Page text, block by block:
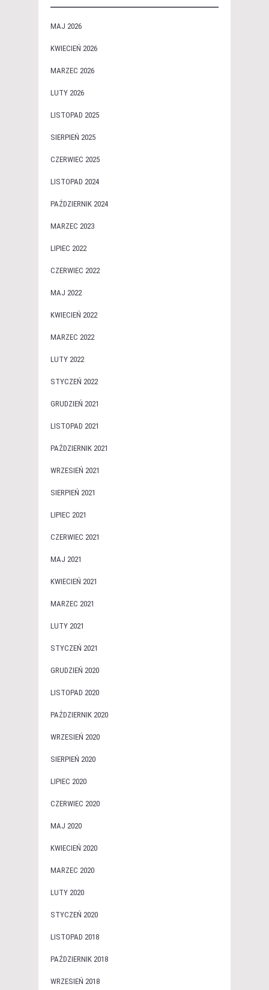
MAJ 2026
KWIECIEŃ 2026
MARZEC 2026
LUTY 2026
LISTOPAD 2025
SIERPIEŃ 2025
CZERWIEC 2025
LISTOPAD 2024
PAŹDZIERNIK 2024
MARZEC 2023
LIPIEC 2022
CZERWIEC 2022
MAJ 2022
KWIECIEŃ 2022
MARZEC 2022
LUTY 2022
STYCZEŃ 2022
GRUDZIEŃ 2021
LISTOPAD 2021
PAŹDZIERNIK 2021
WRZESIEŃ 2021
SIERPIEŃ 2021
LIPIEC 2021
CZERWIEC 2021
MAJ 2021
KWIECIEŃ 2021
MARZEC 2021
LUTY 2021
STYCZEŃ 2021
GRUDZIEŃ 2020
LISTOPAD 2020
PAŹDZIERNIK 2020
WRZESIEŃ 2020
SIERPIEŃ 2020
LIPIEC 2020
CZERWIEC 2020
MAJ 2020
KWIECIEŃ 2020
MARZEC 2020
LUTY 2020
STYCZEŃ 2020
LISTOPAD 2018
PAŹDZIERNIK 2018
WRZESIEŃ 2018